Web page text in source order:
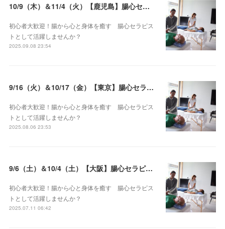
10/9（木）＆11/4（火）【鹿児島】腸心セラピスト養成コース《２日間コース》開講決定
初心者大歓迎！腸から心と身体を癒す 腸心セラピス
トとして活躍しませんか？
2025.09.08 23:54
9/16（火）＆10/17（金）【東京】腸心セラピスト養成コース《２日間コース》開講決定
初心者大歓迎！腸から心と身体を癒す 腸心セラピス
トとして活躍しませんか？
2025.08.06 23:53
9/6（土）＆10/4（土）【大阪】腸心セラピスト養成コース《２日間コース》開講決定
初心者大歓迎！腸から心と身体を癒す 腸心セラピス
トとして活躍しませんか？
2025.07.11 06:42